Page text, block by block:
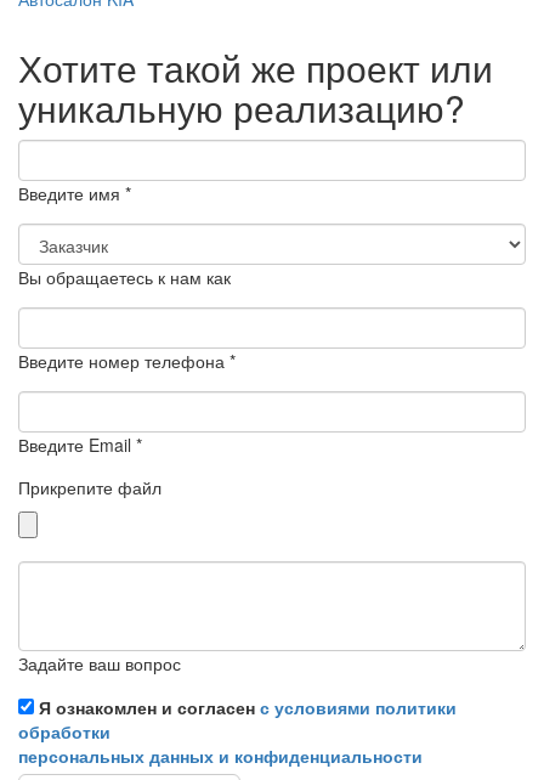
Хотите такой же проект или
уникальную реализацию?
Введите имя *
Вы обращаетесь к нам как
Введите номер телефона *
Введите Email *
Прикрепите файл
Задайте ваш вопрос
Я ознакомлен и согласен с условиями политики
обработки
персональных данных и конфиденциальности